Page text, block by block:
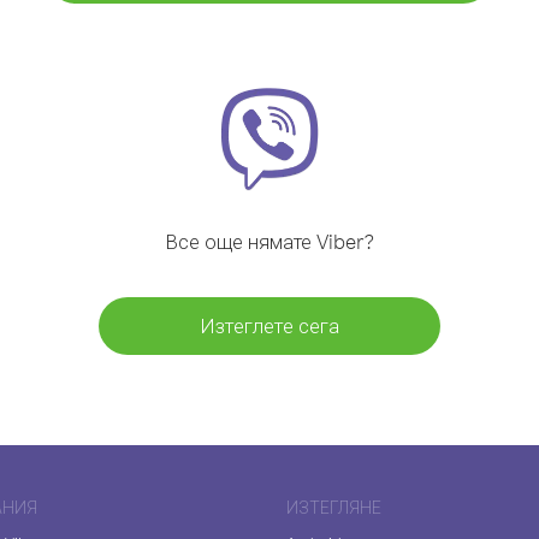
Все още нямате Viber?
Изтеглете сега
ИЗТЕГЛЯНЕ